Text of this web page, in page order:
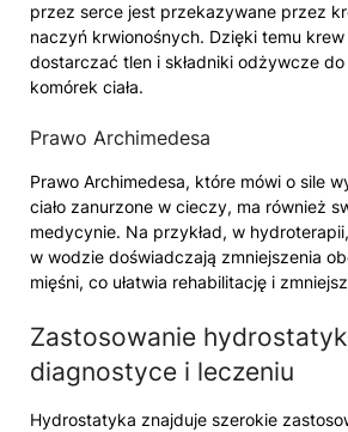
przez serce jest przekazywane przez
naczyń krwionośnych. Dzięki temu
dostarczać tlen i składniki odżywcze
komórek ciała.
Prawo Archimedesa
Prawo Archimedesa, które mówi o sile
ciało zanurzone w cieczy, ma również
medycynie. Na przykład, w
w wodzie doświadczają zmniejszenia
mięśni, co ułatwia rehabilitację i
Zastosowanie
diagnostyce i leczeniu
Hydrostatyka znajduje szerokie